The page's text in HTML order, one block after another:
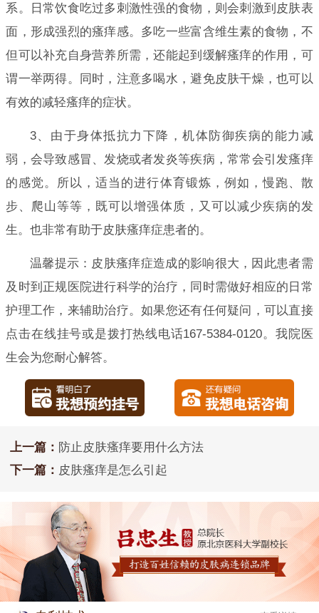
系。日常饮食吃过多刺激性强的食物，则会刺激到皮肤表
面，形成强烈的瘙痒感。多吃一些富含维生素的食物，不
但可以补充自身营养所需，还能起到缓解瘙痒的作用，可
谓一举两得。同时，注意多喝水，避免皮肤干燥，也可以
有效的减轻瘙痒的症状。
3、由于身体抵抗力下降，机体防御疾病的能力减
弱，会导致感冒、发烧或者发炎等疾病，常常会引发瘙痒
的感觉。所以，适当的进行体育锻炼，例如，慢跑、散
步、爬山等等，既可以增强体质，又可以减少疾病的发
生。也非常有助于皮肤瘙痒症患者的。
温馨提示：皮肤瘙痒症造成的影响很大，因此患者需
及时到正规医院进行科学的治疗，同时需做好相应的日常
护理工作，来辅助治疗。如果您还有任何疑问，可以直接
点击在线挂号或是拨打热线电话167-5384-0120。我院医
生会为您耐心解答。
上一篇： 防止皮肤瘙痒要用什么方法
下一篇： 皮肤瘙痒是怎么引起